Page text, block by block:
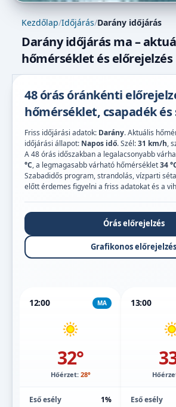
Kezdőlap/Időjárás/Darány időjárás
Darány időjárás ma –
hőmérséklet és előrejelzés
48 órás óránkénti
hőmérséklet, csapadék és
Friss időjárási adatok: Darány. Aktuális
időjárási állapot: Napos idő. Szél:31 km/h,
A 48 órás időszakban a legalacsonyabb
°C, a legmagasabb várható hőmérséklet34
Szabadidős program, strandolás, vízparti
előtt érdemes figyelni a friss adatokat és a
Órás előrejelzés
Grafikonos előrejelzés
12:00 MA
32°
Hőérzet: 28°
Eső esély
1%
13:00
Eső esély